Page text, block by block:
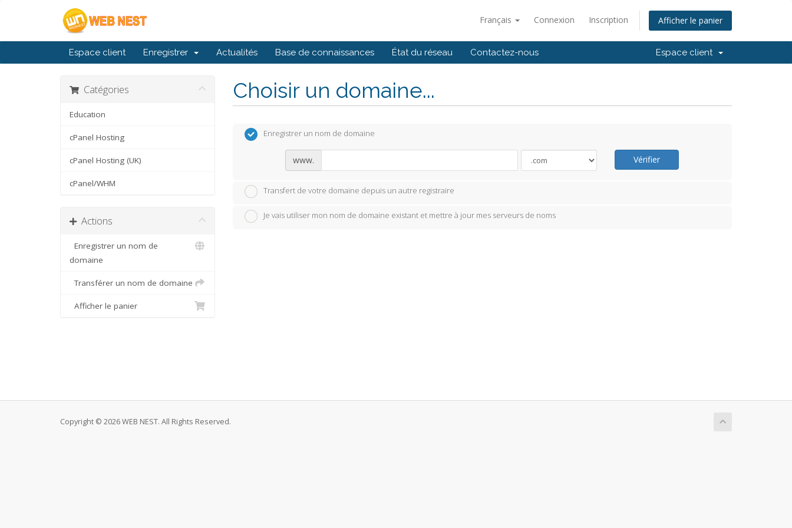
Français Connexion Inscription Afficher le panier
Espace client Enregistrer Actualités Base de connaissances État du réseau Contactez-nous Espace client
Choisir un domaine...
Catégories
Education
cPanel Hosting
cPanel Hosting (UK)
cPanel/WHM
Actions
Enregistrer un nom de
domaine
Transférer un nom de domaine
Afficher le panier
Enregistrer un nom de domaine
www. Vérifier
Transfert de votre domaine depuis un autre registraire
Je vais utiliser mon nom de domaine existant et mettre à jour mes serveurs de noms
Copyright © 2026 WEB NEST. All Rights Reserved.